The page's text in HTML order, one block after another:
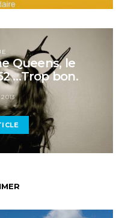
Queens, le
…Trop bon.